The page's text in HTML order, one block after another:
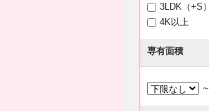
3LDK（+S）
4K以上
専有面積
～